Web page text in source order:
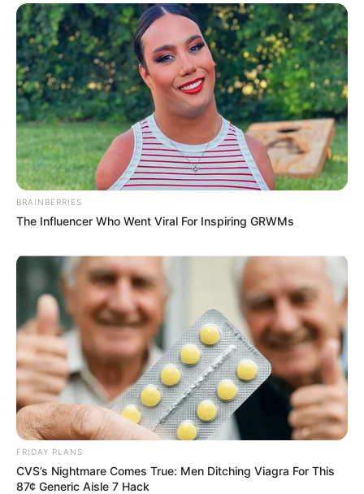
BRAINBERRIES
The Influencer Who Went Viral For Inspiring GRWMs
FRIDAY PLANS
CVS’s Nightmare Comes True: Men Ditching Viagra For This
87¢ Generic Aisle 7 Hack